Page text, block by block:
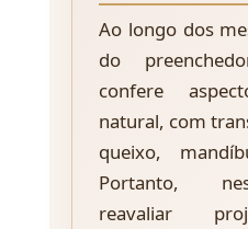
Ao longo dos
do
confere
natural, com
queixo,
Portanto,
reavaliar